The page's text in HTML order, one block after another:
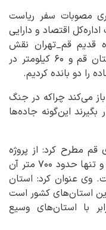
مصوبات سفر ریاست
اقتصاد و دارایی
قدیم قم_تهران نقش
پدافندی دارد که ۶۰ کیلومتر آن در استان قم و ۶۰ کیلومتر در
می‌کند چراکه در جنگ
این‌گونه جاده‌ها
قم مطرح کرد: از پروژه
عمار یاسر پنج فاز به بهره‌برداری رسیده و تنها حدود ۷۰۰ متر آن
وی عنوان کرد: استان
استان‌های کشور است
با استان‌های وسیع